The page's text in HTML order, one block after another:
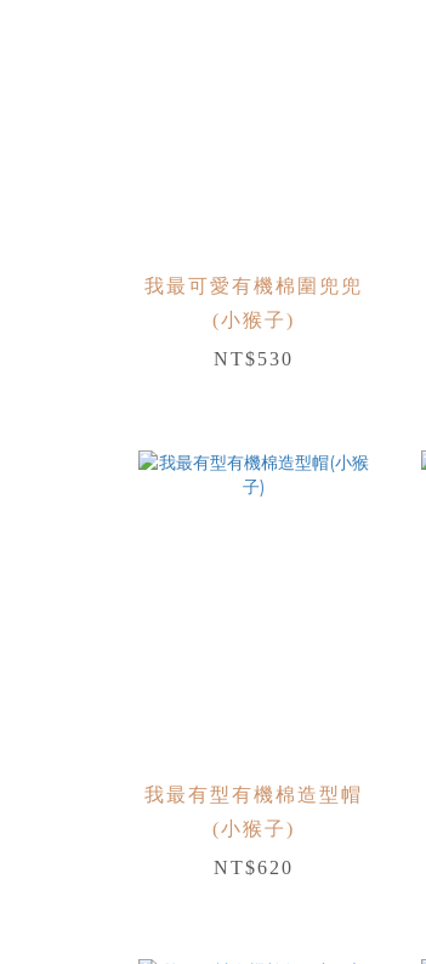
我最可愛有機棉圍兜兜
(小猴子)
NT$530
我最有型有機棉造型帽
(小猴子)
NT$620